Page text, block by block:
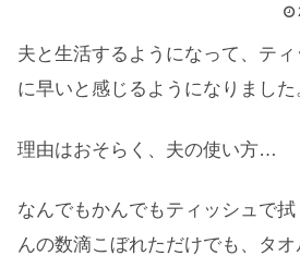
夫と生活するようになって、テ
に早いと感じるようになりました
理由はおそらく、夫の使い方…
なんでもかんでもティッシュで
んの数滴こぼれただけでも、タオ